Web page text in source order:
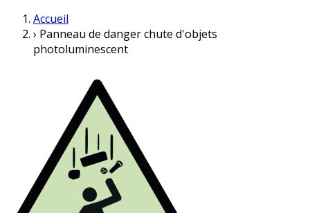
Accueil
› Panneau de danger chute d'objets
photoluminescent